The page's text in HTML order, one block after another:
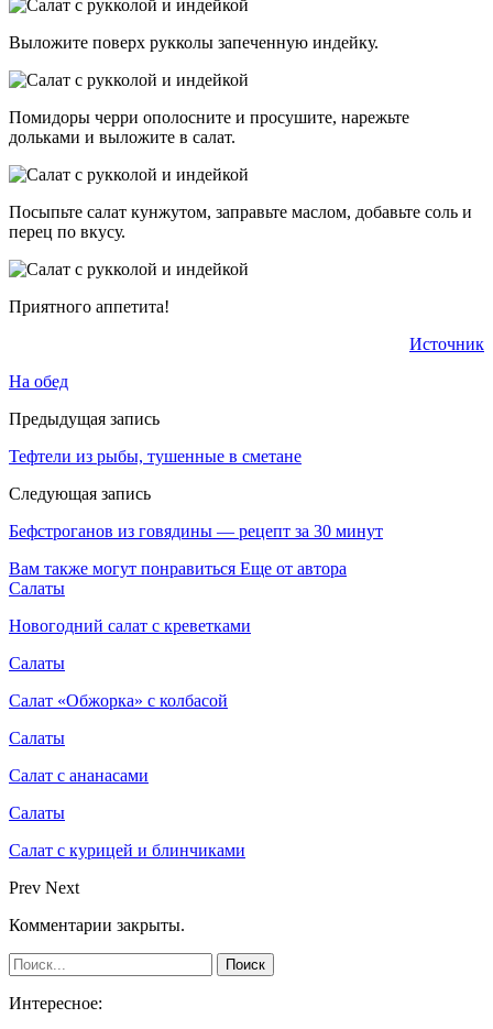
Выложите поверх рукколы запеченную индейку.
Помидоры черри ополосните и просушите, нарежьте
дольками и выложите в салат.
Посыпьте салат кунжутом, заправьте маслом, добавьте соль и
перец по вкусу.
Приятного аппетита!
Источник
На обед
Предыдущая запись
Тефтели из рыбы, тушенные в сметане
Следующая запись
Бефстроганов из говядины — рецепт за 30 минут
Вам также могут понравиться Еще от автора
Салаты
Новогодний салат с креветками
Салаты
Салат «Обжорка» с колбасой
Салаты
Салат с ананасами
Салаты
Салат с курицей и блинчиками
Prev Next
Комментарии закрыты.
Интересное: